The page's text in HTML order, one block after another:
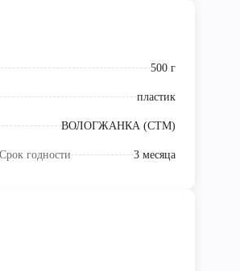
500 г
пластик
ВОЛОГЖАНКА (СТМ)
годности 3 месяца